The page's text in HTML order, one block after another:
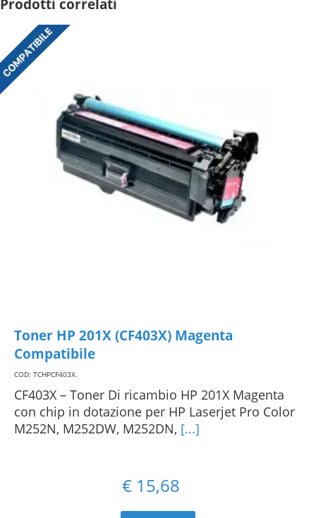
Prodotti correlati
Toner HP 201X (CF403X) Magenta
Compatibile
COD: TCHPCF403X.
CF403X – Toner Di ricambio HP 201X Magenta
con chip in dotazione per HP Laserjet Pro Color
M252N, M252DW, M252DN, [...]
€ 15,68